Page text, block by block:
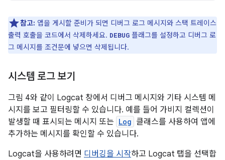
참고: 앱을 게시할 준비가 되면 디버그 로그 메시지와 스택 트레이스
출력 호출을 코드에서 삭제하세요. DEBUG 플래그를 설정하고 디버그 로
그 메시지를 조건문에 넣으면 삭제됩니다.
시스템 로그 보기
그림 4와 같이 Logcat 창에서 디버그 메시지와 기타 시스템 메
시지를 보고 필터링할 수 있습니다. 예를 들어 가비지 컬렉션이
발생할 때 표시되는 메시지 또는 Log 클래스를 사용하여 앱에
추가하는 메시지를 확인할 수 있습니다.
Logcat을 사용하려면 디버깅을 시작하고 Logcat 탭을 선택합